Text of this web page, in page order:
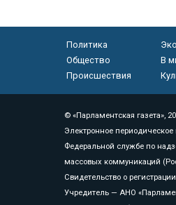
Политика
Общество
В
Происшествия
© «Парламентская газета»,
Электронное периодическое
Федеральной службе по
массовых коммуникаций
Свидетельство о
Учредитель — АНО